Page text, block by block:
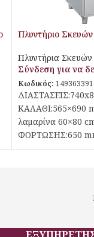
Πλυντήριο
Πλυντήρια
Σύνδεση για να
Κωδικός:
ΚΑΛΑΘΙ:565×690
λαμαρίνα 60×80
ΦΟΡΤΩΣΗΣ:650